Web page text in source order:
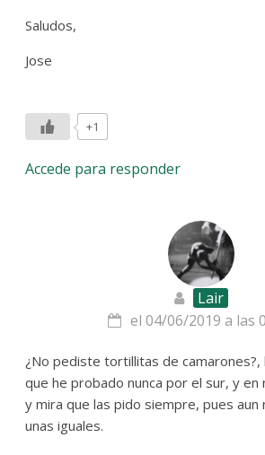
Saludos,
Jose
+1
Accede para responder
Lair
el 04/06/2019 a las
¿No pediste tortillitas de camarones?,
que he probado nunca por el sur, y en
y mira que las pido siempre, pues aun
unas iguales.